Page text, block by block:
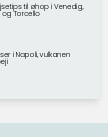
til øhop i Venedig,
Torcello
i Napoli, vulkanen